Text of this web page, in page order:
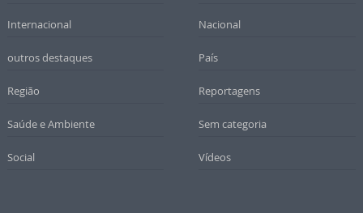
Internacional Nacional
outros destaques País
Região Reportagens
Saúde e Ambiente Sem categoria
Social Vídeos